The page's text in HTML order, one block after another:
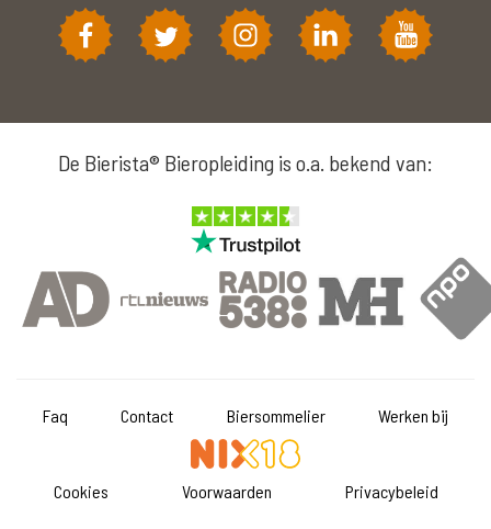
De Bierista® Bieropleiding is o.a. bekend van:
Faq Contact Biersommelier Werken bij
Cookies Voorwaarden Privacybeleid